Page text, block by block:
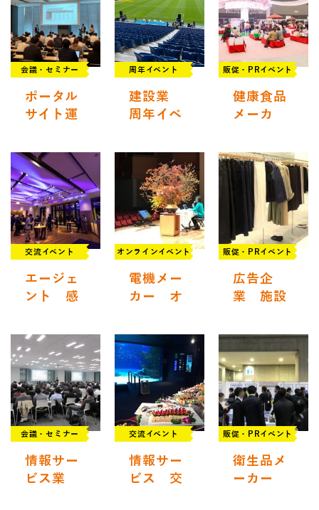
会議・セミナー
ポータル
サイト運
セミナー
周年イベント
建設業
周年イベ
販促・PRイベント
健康食品
メーカ
ベント
交流イベント
エージェ
ント​​ 感
ト
オンラインイベント
電機メー
カー オ
イベント
販促・PRイベント
広告企
業 施設
アルイベ
ント
会議・セミナー
情報サー
ビス業​
交流イベント
情報サー
ビス 交
販促・PRイベント
衛生品メ
ーカー